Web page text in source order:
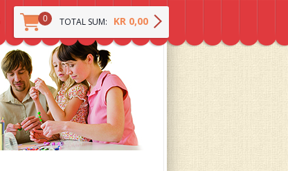
0 TOTAL SUM: KR 0,00